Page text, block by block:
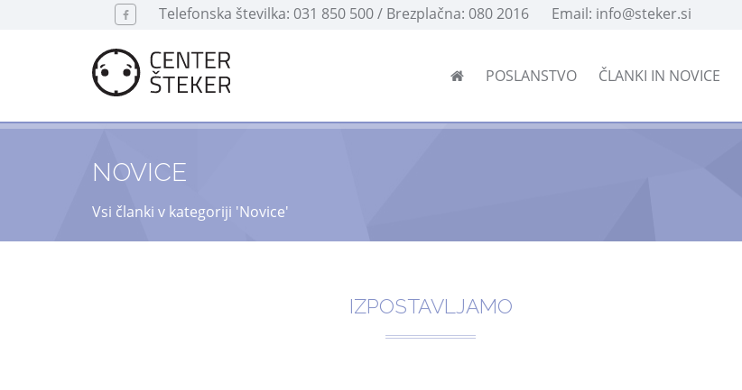
Telefonska številka: 031 850 500 / Brezplačna: 080 2016 Email: info@steker.si
POSLANSTVO ČLANKI IN NOVICE
NOVICE
Vsi članki v kategoriji 'Novice'
IZPOSTAVLJAMO